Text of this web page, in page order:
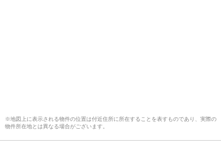
※地図上に表示される物件の位置は付近住所に所在することを表すものであり、実際の
物件所在地とは異なる場合がございます。